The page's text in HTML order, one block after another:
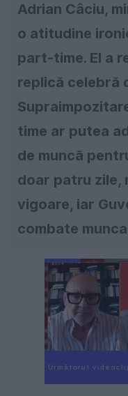
Adrian Câciu,
o atitudine
part-time. El a
replică celebră
time ar putea
de muncă
doar patru zile,
vigoare, iar
combate
Următorul